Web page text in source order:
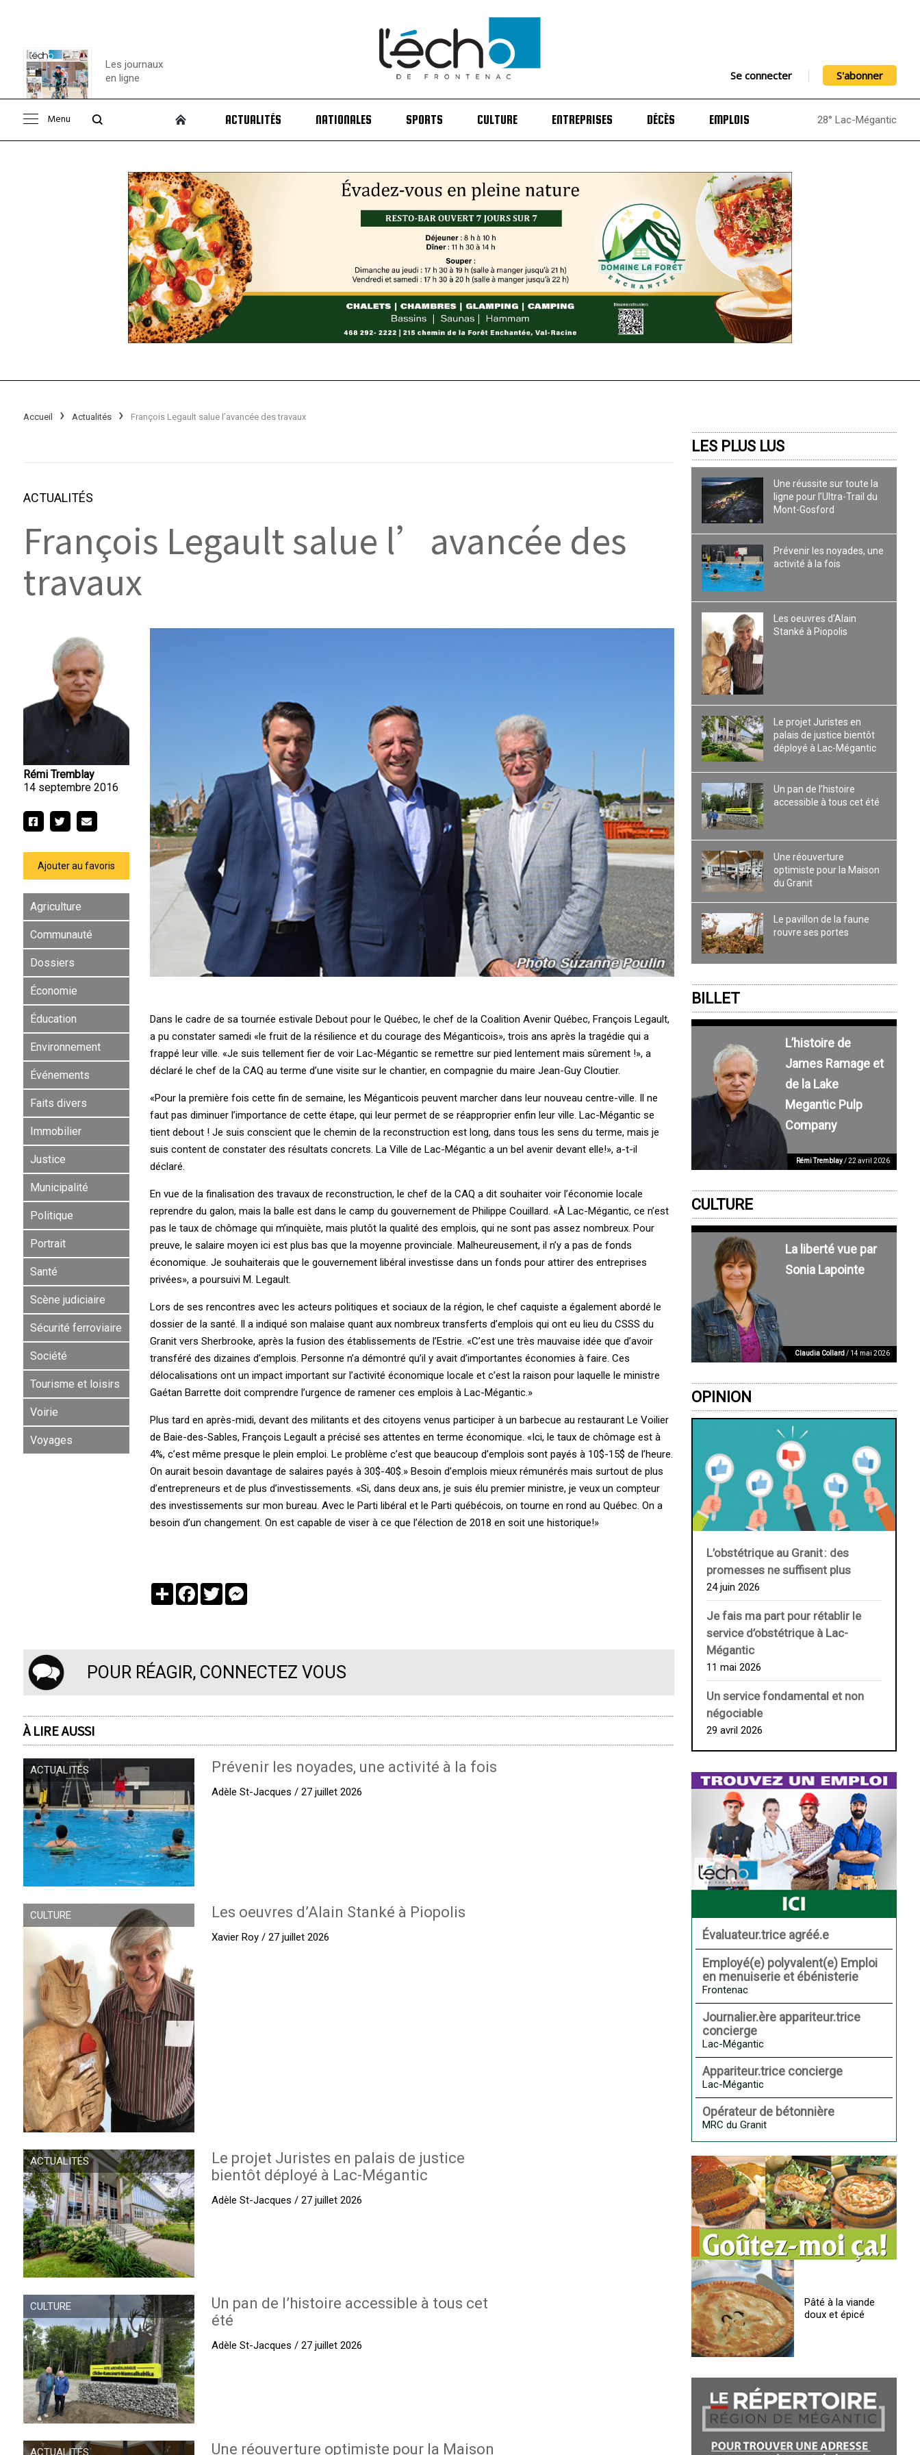
Consulter le
Les journaux
en ligne
Se connecter S'abonner
Menu ACTUALITÉS NATIONALES SPORTS CULTURE ENTREPRISES DÉCÈS EMPLOIS 28° Lac-Mégantic
Accueil Actualités François Legault salue l’avancée des travaux
ACTUALITÉS
François Legault salue l’avancée des
travaux
Rémi Tremblay
14 septembre 2016
Ajouter au favoris
Agriculture
Communauté
Dossiers
Économie
Éducation
Environnement
Événements
Faits divers
Immobilier
Justice
Municipalité
Politique
Portrait
Santé
Scène judiciaire
Sécurité ferroviaire
Société
Tourisme et loisirs
Voirie
Voyages
Dans le cadre de sa tournée estivale Debout pour le Québec, le chef de la Coalition Avenir Québec, François Legault,
a pu constater samedi «le fruit de la résilience et du courage des Méganticois», trois ans après la tragédie qui a
frappé leur ville. «Je suis tellement fier de voir Lac-Mégantic se remettre sur pied lentement mais sûrement !», a
déclaré le chef de la CAQ au terme d’une visite sur le chantier, en compagnie du maire Jean-Guy Cloutier.
«Pour la première fois cette fin de semaine, les Méganticois peuvent marcher dans leur nouveau centre-ville. Il ne
faut pas diminuer l’importance de cette étape, qui leur permet de se réapproprier enfin leur ville. Lac-Mégantic se
tient debout ! Je suis conscient que le chemin de la reconstruction est long, dans tous les sens du terme, mais je
suis content de constater des résultats concrets. La Ville de Lac-Mégantic a un bel avenir devant elle!», a-t-il
déclaré.
En vue de la finalisation des travaux de reconstruction, le chef de la CAQ a dit souhaiter voir l’économie locale
reprendre du galon, mais la balle est dans le camp du gouvernement de Philippe Couillard. «À Lac-Mégantic, ce n’est
pas le taux de chômage qui m’inquiète, mais plutôt la qualité des emplois, qui ne sont pas assez nombreux. Pour
preuve, le salaire moyen ici est plus bas que la moyenne provinciale. Malheureusement, il n’y a pas de fonds
économique. Je souhaiterais que le gouvernement libéral investisse dans un fonds pour attirer des entreprises
privées», a poursuivi M. Legault.
Lors de ses rencontres avec les acteurs politiques et sociaux de la région, le chef caquiste a également abordé le
dossier de la santé. Il a indiqué son malaise quant aux nombreux transferts d’emplois qui ont eu lieu du CSSS du
Granit vers Sherbrooke, après la fusion des établissements de l’Estrie. «C’est une très mauvaise idée que d’avoir
transféré des dizaines d’emplois. Personne n’a démontré qu’il y avait d’importantes économies à faire. Ces
délocalisations ont un impact important sur l’activité économique locale et c’est la raison pour laquelle le ministre
Gaétan Barrette doit comprendre l’urgence de ramener ces emplois à Lac-Mégantic.»
Plus tard en après-midi, devant des militants et des citoyens venus participer à un barbecue au restaurant Le Voilier
de Baie-des-Sables, François Legault a précisé ses attentes en terme économique. «Ici, le taux de chômage est à
4%, c’est même presque le plein emploi. Le problème c’est que beaucoup d’emplois sont payés à 10$-15$ de l’heure.
On aurait besoin davantage de salaires payés à 30$-40$.» Besoin d’emplois mieux rémunérés mais surtout de plus
d’entrepreneurs et de plus d’investissements. «Si, dans deux ans, je suis élu premier ministre, je veux un compteur
des investissements sur mon bureau. Avec le Parti libéral et le Parti québécois, on tourne en rond au Québec. On a
besoin d’un changement. On est capable de viser à ce que l’élection de 2018 en soit une historique!»
PartagerFacebook
TwitterMessenger
POUR RÉAGIR, CONNECTEZ VOUS
À LIRE AUSSI
ACTUALITÉS Prévenir les noyades, une activité à la fois
Adèle St-Jacques / 27 juillet 2026
CULTURE Les oeuvres d’Alain Stanké à Piopolis
Xavier Roy / 27 juillet 2026
ACTUALITÉS
Le projet Juristes en palais de justice
bientôt déployé à Lac-Mégantic
Adèle St-Jacques / 27 juillet 2026
CULTURE
Un pan de l’histoire accessible à tous cet
été
Adèle St-Jacques / 27 juillet 2026
ACTUALITÉS Une réouverture optimiste pour la Maison
LES PLUS LUS
Une réussite sur toute la
ligne pour l’Ultra-Trail du
Mont-Gosford
Prévenir les noyades, une
activité à la fois
Les oeuvres d’Alain
Stanké à Piopolis
Le projet Juristes en
palais de justice bientôt
déployé à Lac-Mégantic
Un pan de l’histoire
accessible à tous cet été
Une réouverture
optimiste pour la Maison
du Granit
Le pavillon de la faune
rouvre ses portes
BILLET
L’histoire de
James Ramage et
de la Lake
Megantic Pulp
Company
Rémi Tremblay/ 22 avril 2026
CULTURE
La liberté vue par
Sonia Lapointe
Claudia Collard/ 14 mai 2026
OPINION
L’obstétrique au ­Granit : des
promesses ne suffisent plus
24 juin 2026
Je fais ma part pour rétablir le
service d’obstétrique à Lac-
Mégantic
11 mai 2026
Un service fondamental et non
négociable
29 avril 2026
Évaluateur.trice agréé.e
Employé(e) polyvalent(e) Emploi
en menuiserie et ébénisterie
Frontenac
Journalier.ère appariteur.trice
concierge
Lac-Mégantic
Appariteur.trice concierge
Lac-Mégantic
Opérateur de bétonnière
MRC du Granit
Pâté à la viande
doux et épicé